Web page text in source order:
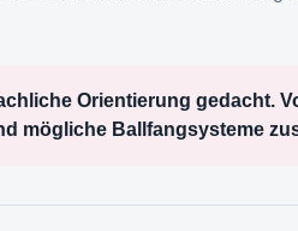
Orientierung gedacht.
mögliche Ballfangsysteme